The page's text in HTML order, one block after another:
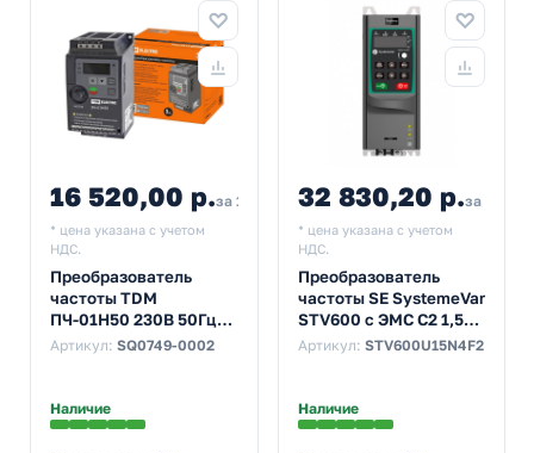
16 520,00 р.за 1 шт
* цена указана с учетом
НДС.
Преобразователь
частоты TDM
ПЧ-01H50 230В 50Гц
выходной ток 7А 1,1-
Артикул: SQ0749-0002
Наличие
32 830,20 р.за 1 шт
* цена указана с учетом
НДС.
Преобразователь
частоты SE SystemeVar
STV600 с ЭМС C2 1,5
кВт выход 3,7А 400В
Артикул: STV600U15N4F2
Наличие